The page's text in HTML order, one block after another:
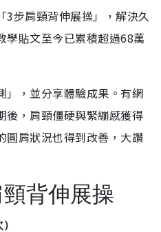
3步肩頸背伸展操」，解決久
學貼文至今已累積超過68萬
」，並分享體驗成果。有網
後，肩頸僵硬與緊繃感獲得
圓肩狀況也得到改善，大讚
背伸展操